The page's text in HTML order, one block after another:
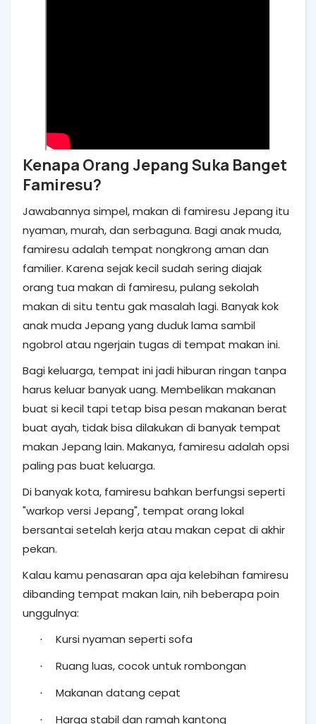
Kenapa Orang Jepang Suka Banget
Famiresu?
Jawabannya simpel, makan di famiresu Jepang itu
nyaman, murah, dan serbaguna. Bagi anak muda,
famiresu adalah tempat nongkrong aman dan
familier. Karena sejak kecil sudah sering diajak
orang tua makan di famiresu, pulang sekolah
makan di situ tentu gak masalah lagi. Banyak kok
anak muda Jepang yang duduk lama sambil
ngobrol atau ngerjain tugas di tempat makan ini.
Bagi keluarga, tempat ini jadi hiburan ringan tanpa
harus keluar banyak uang. Membelikan makanan
buat si kecil tapi tetap bisa pesan makanan berat
buat ayah, tidak bisa dilakukan di banyak tempat
makan Jepang lain. Makanya, famiresu adalah opsi
paling pas buat keluarga.
Di banyak kota, famiresu bahkan berfungsi seperti
"warkop versi Jepang", tempat orang lokal
bersantai setelah kerja atau makan cepat di akhir
pekan.
Kalau kamu penasaran apa aja kelebihan famiresu
dibanding tempat makan lain, nih beberapa poin
unggulnya:
· Kursi nyaman seperti sofa
· Ruang luas, cocok untuk rombongan
· Makanan datang cepat
· Harga stabil dan ramah kantong